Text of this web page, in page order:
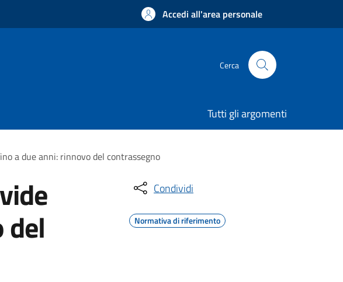
Accedi all'area personale
Cerca
Tutti gli argomenti
a due anni: rinnovo del contrassegno
del
Condividi
Normativa di riferimento